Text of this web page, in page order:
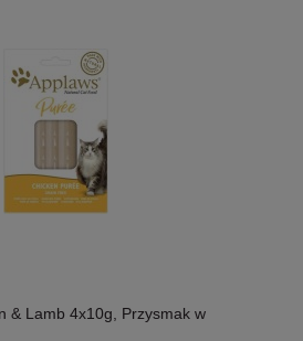
& Lamb 4x10g, Przysmak w